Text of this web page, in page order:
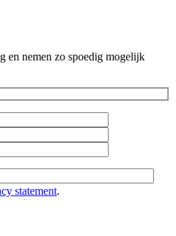
en nemen zo spoedig mogelijk
statement.